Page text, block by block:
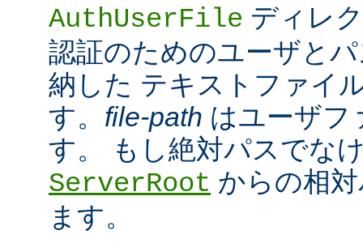
AuthUserFile ディレ
認証のためのユーザと
納した テキストファイ
す。 file-path はユーザフ
す。 もし絶対パスでな
ServerRoot からの相
ます。